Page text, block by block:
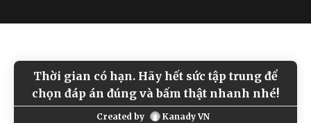
Thời gian có hạn. Hãy hết sức tập trung để
chọn đáp án đúng và bấm thật nhanh nhé!
Created by Kanady VN